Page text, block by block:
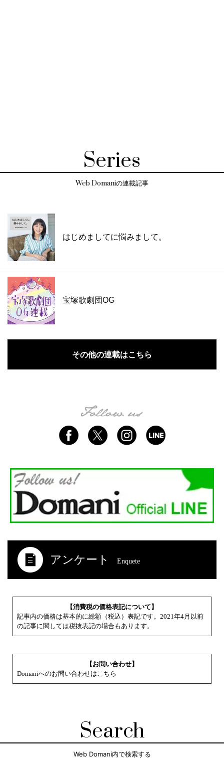
Series
Web Domaniの連載記事
はじめましてに悩みまして。
宝塚歌劇団OG
その他の連載はこちら
アンケート Enquete
【消費税の価格表記について】
記事内の価格は基本的に総額（税込）表記です。2021年4月以前
の記事に関しては税抜表記の場合もあります。
【お問い合わせ】
Domaniへのお問い合わせはこちら
Search
Web Domani内で検索する